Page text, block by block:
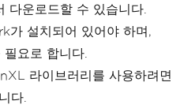
운로드할 수 있습니다.
가 설치되어 있어야 하며,
요로 합니다.
라이브러리를 사용하려면
다.